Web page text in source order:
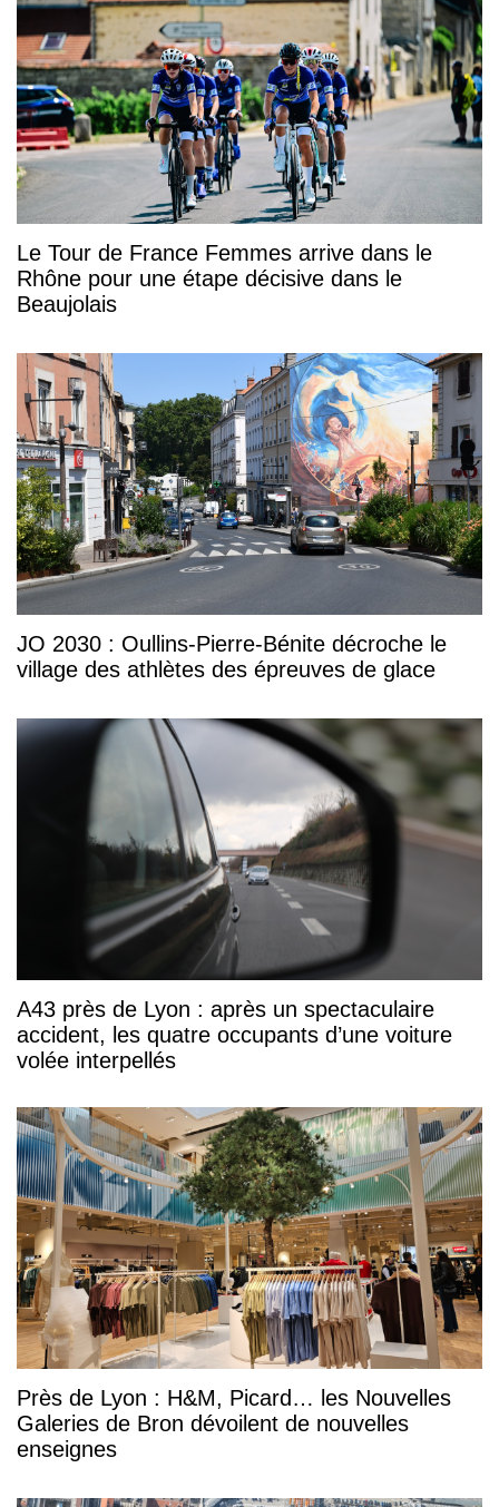
Le Tour de France Femmes arrive dans le
Rhône pour une étape décisive dans le
Beaujolais
JO 2030 : Oullins-Pierre-Bénite décroche le
village des athlètes des épreuves de glace
A43 près de Lyon : après un spectaculaire
accident, les quatre occupants d’une voiture
volée interpellés
Près de Lyon : H&M, Picard… les Nouvelles
Galeries de Bron dévoilent de nouvelles
enseignes